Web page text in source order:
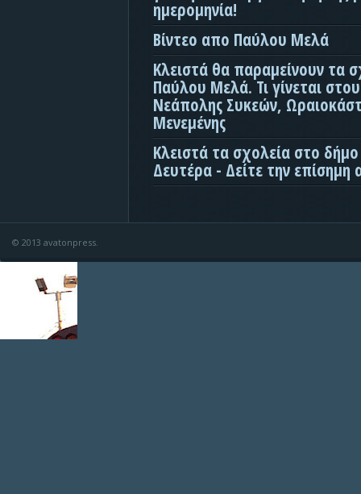
ημερομηνία!
Βίντεο απο Παύλου Μελά
Κλειστά θα παραμείνουν τα
Παύλου Μελά. Τι γίνεται
Νεάπολης Συκεών,
Μενεμένης
Κλειστά τα σχολεία στο
Δευτέρα - Δείτε την επίσημη
© 2013 avatonpress.